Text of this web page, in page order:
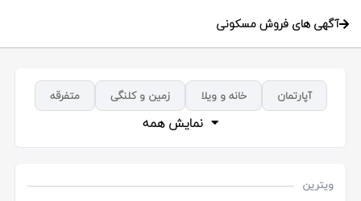
آگهی های فروش مسکونی
آپارتمان خانه و ویلا زمین و کلنگی متفرقه
نمایش همه
ویترین